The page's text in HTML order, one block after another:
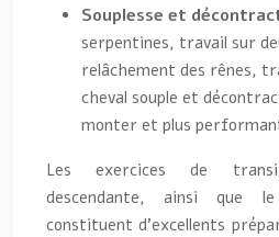
Souplesse et
serpentines, travail sur
relâchement des rênes,
cheval souple et
monter et plus
Les exercices de
descendante, ainsi que
constituent d’excellents